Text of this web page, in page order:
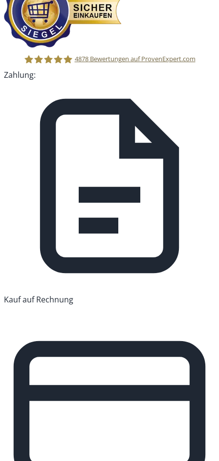
4878Bewertungen auf ProvenExpert.com
Zahlung:
Kauf auf Rechnung